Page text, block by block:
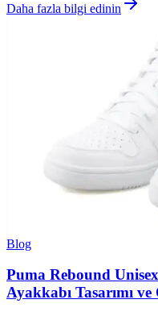
Daha fazla bilgi edinin
Blog
Puma Rebound
Ayakkabı Tasarımı